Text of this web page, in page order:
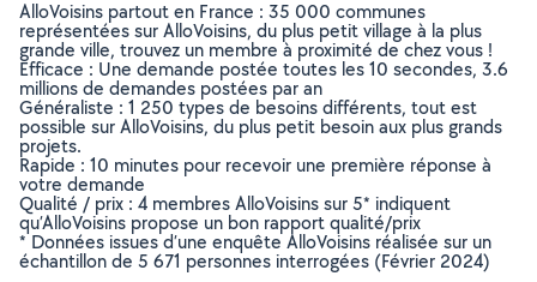
AlloVoisins partout en France : 35 000 communes
représentées sur AlloVoisins, du plus petit village à la plus
grande ville, trouvez un membre à proximité de chez vous !
Efficace : Une demande postée toutes les 10 secondes, 3.6
millions de demandes postées par an
Généraliste : 1 250 types de besoins différents, tout est
possible sur AlloVoisins, du plus petit besoin aux plus grands
projets.
Rapide : 10 minutes pour recevoir une première réponse à
votre demande
Qualité / prix : 4 membres AlloVoisins sur 5* indiquent
qu’AlloVoisins propose un bon rapport qualité/prix
* Données issues d’une enquête AlloVoisins réalisée sur un
échantillon de 5 671 personnes interrogées (Février 2024)